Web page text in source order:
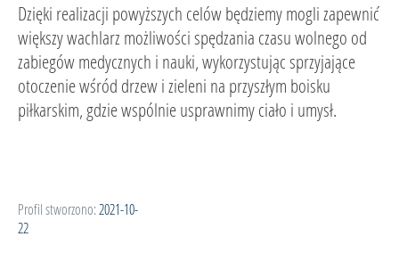
Dzięki realizacji powyższych celów będziemy mogli zapewnić
większy wachlarz możliwości spędzania czasu wolnego od
zabiegów medycznych i nauki, wykorzystując sprzyjające
otoczenie wśród drzew i zieleni na przyszłym boisku
piłkarskim, gdzie wspólnie usprawnimy ciało i umysł.
Profil stworzono: 2021-10-
22